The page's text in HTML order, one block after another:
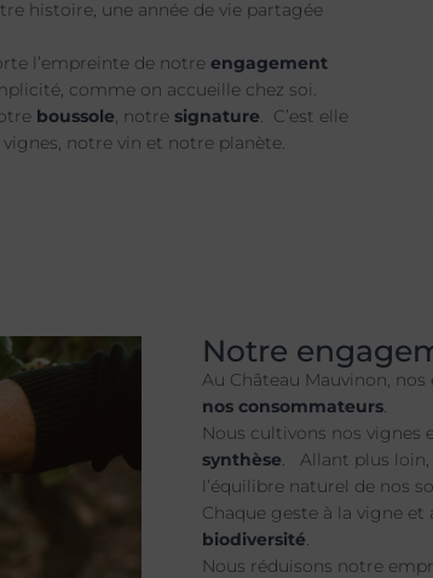
histoire, une année de vie partagée
l’empreinte de notreengagement
comme on accueille chez soi.
boussole, notresignature. C’est elle
notre vin et notre planète.
Notre
Au Château Mauvinon,
nos consommateurs.
Nous cultivons nos vignes
synthèse. Allant plus loin,
l’équilibre naturel de nos
Chaque geste à la vigne et
biodiversité.
Nous réduisons notre